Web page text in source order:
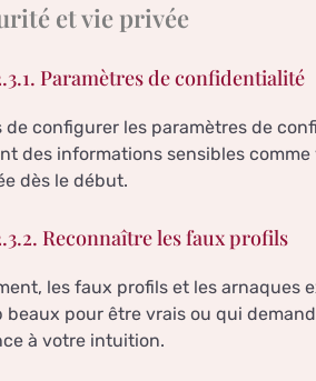
et vie privée
Paramètres de confidentialité
de configurer les paramètres de
des informations sensibles
dès le début.
Reconnaître les faux profils
les faux profils et les arnaques
beaux pour être vrais ou qui
à votre intuition.